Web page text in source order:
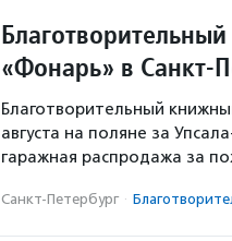
«Фонарь» в Санкт-
Благотворительный
августа на поляне за
гаражная распродажа за
Санкт-Петербург ·